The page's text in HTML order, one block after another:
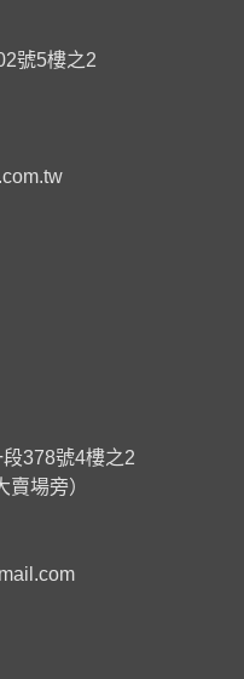
號5樓之2
378號4樓之2
賣場旁）